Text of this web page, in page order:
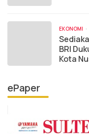
EKONOMI
BRI
Kota
ePaper